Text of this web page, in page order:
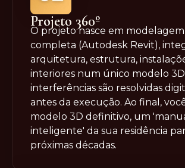
Projeto 360º
O projeto nasce em modelagem
completa (Autodesk Revit),
arquitetura, estrutura,
interiores num único modelo
interferências são resolvidas
antes da execução. Ao final,
modelo 3D definitivo, um
inteligente' da sua residência
próximas décadas.